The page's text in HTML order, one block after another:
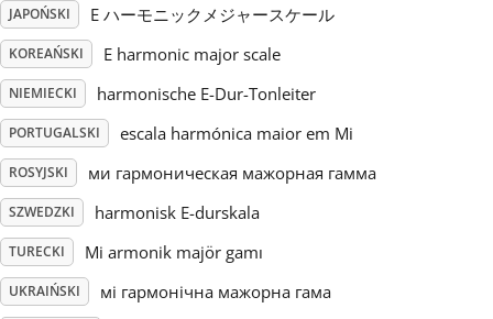
Tiếng Việt
Türkçe
Українська
简体中文
繁體中文
JAPOŃSKI E ハーモニックメジャースケール
KOREAŃSKI E harmonic major scale
NIEMIECKI harmonische E-Dur-Tonleiter
PORTUGALSKI escala harmónica maior em Mi
ROSYJSKI ми гармоническая мажорная гамма
SZWEDZKI harmonisk E-durskala
TURECKI Mi armonik majör gamı
UKRAIŃSKI мі гармонічна мажорна гама